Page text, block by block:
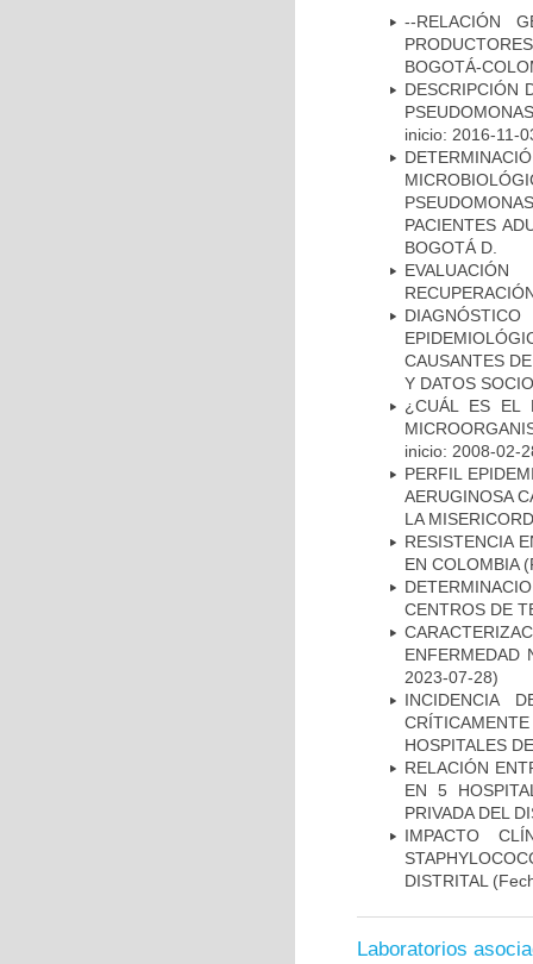
--RELACIÓN
BOGOTÁ-
DESCRIPCIÓN
inicio: 2016-11-
PACIENTES
BOGOTÁ D.
CAUSANTES
Y DATOS
¿CUÁL ES EL
inicio: 2008-02-
PERFIL
AERUGINOSA
LA
RESISTENCIA
EN COLOMBIA
CENTROS DE
ENFERMEDAD
2023-07-28)
INCIDENCIA
HOSPITALES
RELACIÓN
EN 5
PRIVADA DEL
IMPACTO
DISTRITAL
Laboratorios